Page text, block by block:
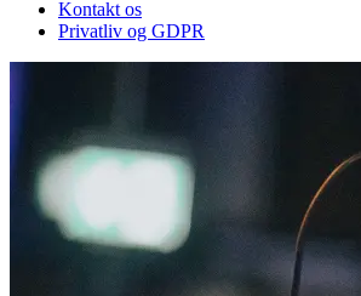
Kontakt os
Privatliv og GDPR